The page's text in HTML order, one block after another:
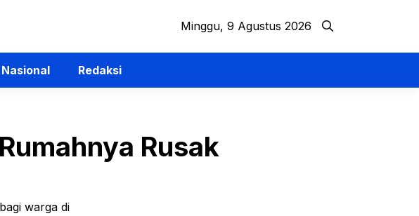
Minggu, 9 Agustus 2026
Nasional Redaksi
Rusak
warga di